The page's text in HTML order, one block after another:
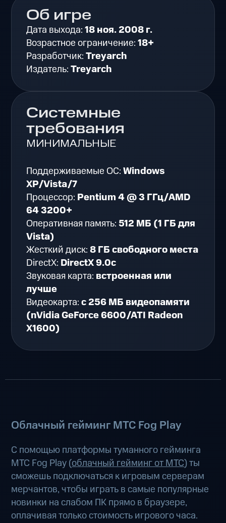
Об игре
Дата выхода:18 ноя. 2008 г.
Возрастное ограничение:18+
Разработчик:Treyarch
Издатель:Treyarch
Системные
требования
МИНИМАЛЬНЫЕ
Поддерживаемые ОС:Windows
XP/Vista/7
Процессор: Pentium 4 @ 3 ГГц/AMD
64 3200+
Оперативная память:512 МБ (1 ГБ для
Vista)
Жесткий диск:8 ГБ свободного места
DirectX: DirectX 9.0c
Звуковая карта: встроенная или
лучше
Видеокарта:с 256 МБ видеопамяти
(nVidia GeForce 6600/ATI Radeon
X1600)
Облачный гейминг МТС Fog Play
С помощью платформы туманного гейминга
МТС Fog Play (облачный гейминг от МТС) ты
сможешь подключаться к игровым серверам
мерчантов, чтобы играть в самые популярные
новинки на слабом ПК прямо в браузере,
оплачивая только стоимость игрового часа.